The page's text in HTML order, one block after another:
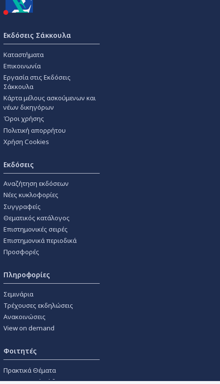
Εκδόσεις Σάκκουλα
Καταστήματα
Επικοινωνία
Εργασία στις Εκδόσεις
Σάκκουλα
Κάρτα μέλους ασκούμενων και
νέων δικηγόρων
Όροι χρήσης
Πολιτική απορρήτου
Χρήση Cookies
Εκδόσεις
Αναζήτηση εκδόσεων
Νέες κυκλοφορίες
Συγγραφείς
Θεματικός κατάλογος
Επιστημονικές σειρές
Επιστημονικά περιοδικά
Προσφορές
Πληροφορίες
Σεμινάρια
Τρέχουσες εκδηλώσεις
Ανακοινώσεις
View on demand
Φοιτητές
Πρακτικά Θέματα
Οικονομικοί Κώδικες